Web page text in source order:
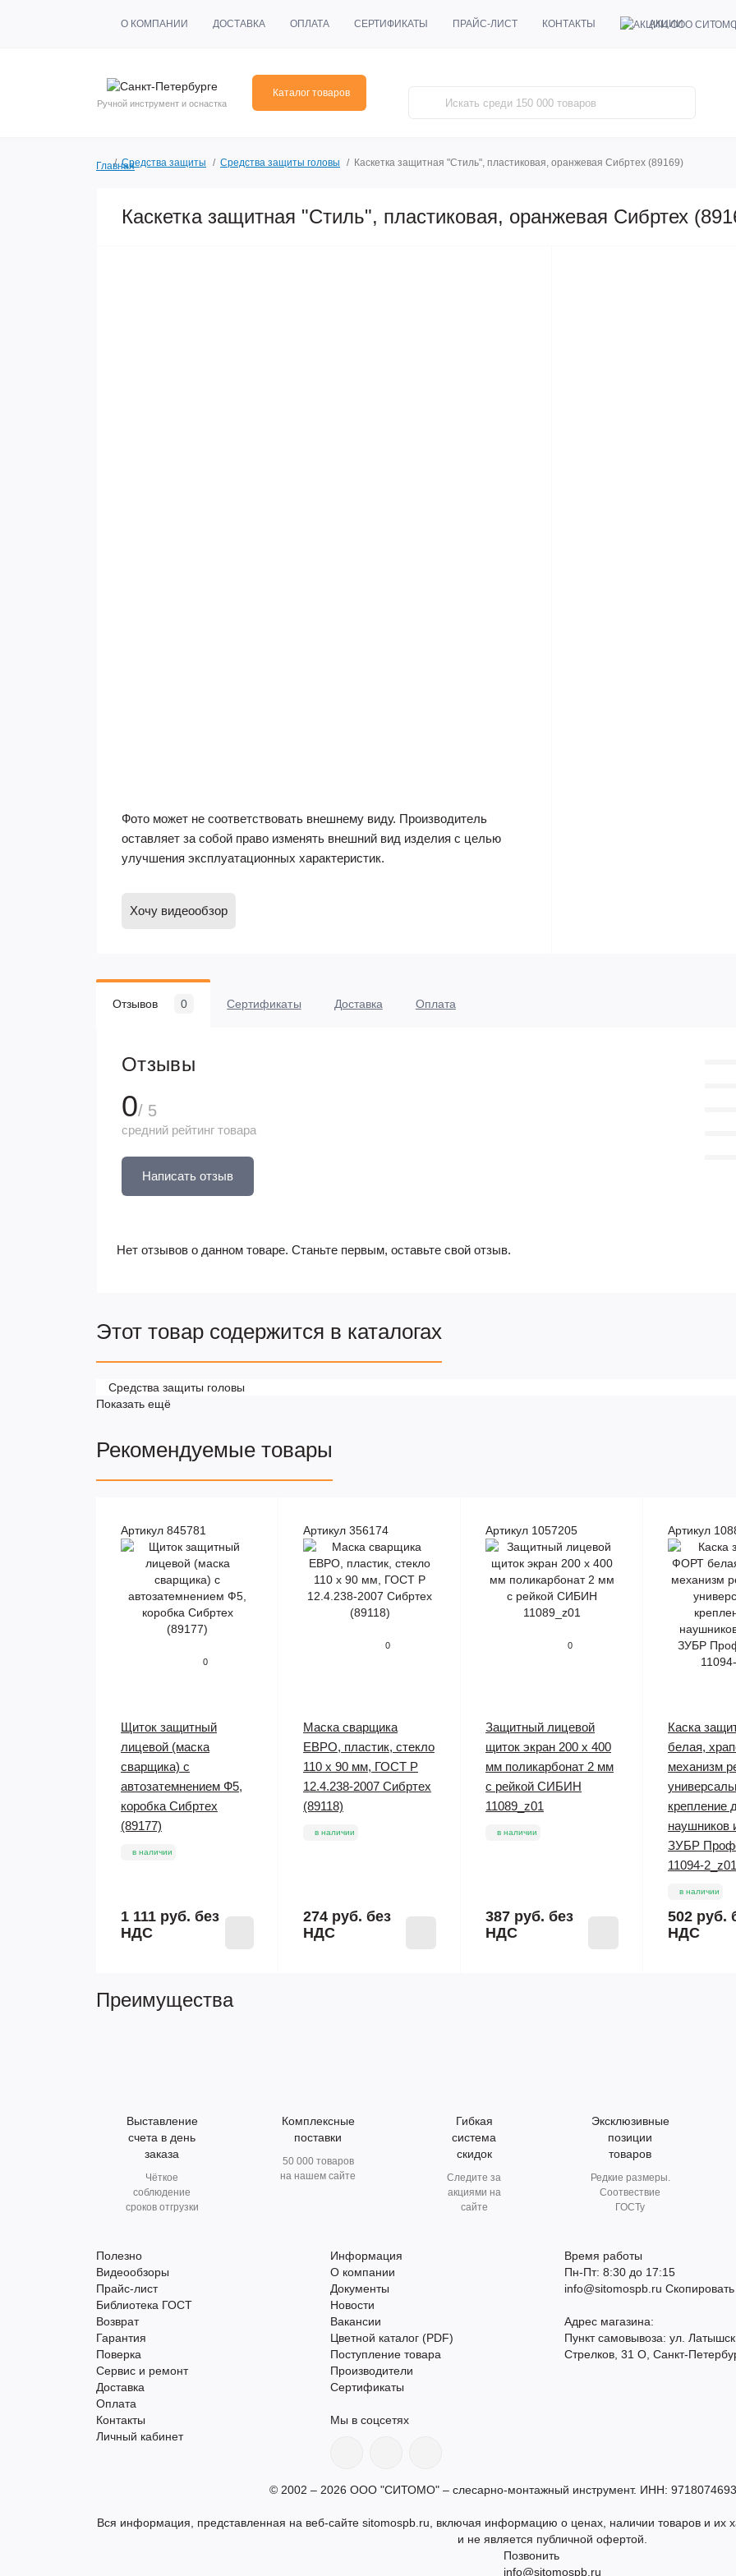
О КОМПАНИИ ДОСТАВКА ОПЛАТА СЕРТИФИКАТЫ ПРАЙС-ЛИСТ КОНТАКТЫ АКЦИИ
Ручной инструмент и оснастка
Каталог товаров
ГлавнаяСредства защиты Средства защиты головы Каскетка защитная "Стиль", пластиковая, оранжевая Сибртех (89169)
Каскетка защитная "Стиль", пластиковая, оранжевая Сибртех
Фото может не соответствовать внешнему виду. Производитель
оставляет за собой право изменять внешний вид изделия с целью
улучшения эксплуатационных характеристик.
Хочу видеообзор
Отзывов 0 Сертификаты Доставка Оплата
Отзывы
0/ 5
средний рейтинг товара
Написать отзыв
Нет отзывов о данном товаре. Станьте первым, оставьте свой отзыв.
Этот товар содержится в каталогах
Средства защиты головы
Показать ещё
Рекомендуемые товары
Артикул 845781
0
Щиток защитный
лицевой (маска
сварщика) с
автозатемнением Ф5,
коробка Сибртех
(89177)
в наличии
1 111 руб. без
НДС
Артикул 356174
0
Маска сварщика
ЕВРО, пластик, стекло
110 х 90 мм, ГОСТ Р
12.4.238-2007 Сибртех
(89118)
в наличии
274 руб. без
НДС
Артикул 1057205
0
Защитный лицевой
щиток экран 200 х 400
мм поликарбонат 2 мм
с рейкой СИБИН
11089_z01
в наличии
387 руб. без
НДС
Артикул
Каска
белая,
механизм
крепление
наушников
ЗУБР
11094-2_z01
в наличии
502 руб.
НДС
Преимущества
Выставление
счета в день
заказа
Чёткое
соблюдение
сроков отгрузки
Комплексные
поставки
50 000 товаров
на нашем сайте
Гибкая
система
скидок
Следите за
акциями на
сайте
Эксклюзивные
позиции
товаров
Редкие размеры.
Соотвествие
ГОСТу
Полезно
Видеообзоры
Прайс-лист
Библиотека ГОСТ
Возврат
Гарантия
Поверка
Сервис и ремонт
Доставка
Оплата
Контакты
Личный кабинет
Информация
О компании
Документы
Новости
Вакансии
Цветной каталог (PDF)
Поступление товара
Производители
Сертификаты
Мы в соцсетях
Время работы
Пн-Пт: 8:30 до 17:15
info@sitomospb.ru Скопировать
Адрес магазина:
Пункт самовывоза: ул.
Стрелков, 31 О, Санкт-
© 2002 – 2026 ООО "СИТОМО" – слесарно-монтажный инструмент. ИНН:
Вся информация, представленная на веб-сайте sitomospb.ru, включая информацию о ценах, наличии товаров и их
и не является публичной офертой.
Позвонить
info@sitomospb.ru